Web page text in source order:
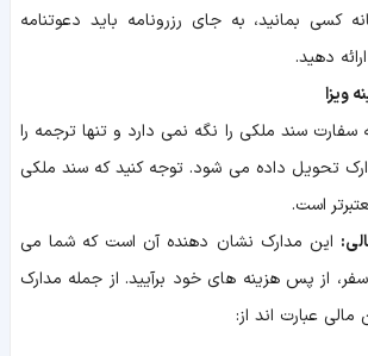
کسی بمانید، به جای رزرونامه باید دعوتنامه
دهید.
ویزا
سفارت سند ملکی را نگه نمی دارد و تنها ترجمه را
تحویل داده می شود. توجه کنید که سند ملکی
است.
این مدارک نشان دهنده آن است که شما می
از پس هزینه های خود برآیید. از جمله مدارک
مالی عبارت اند از: